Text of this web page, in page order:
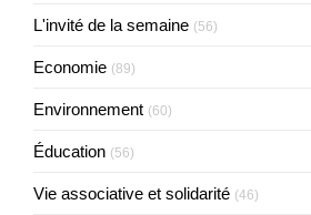
L'invité de la semaine (56)
Economie (89)
Environnement (60)
Éducation (56)
Vie associative et solidarité (46)